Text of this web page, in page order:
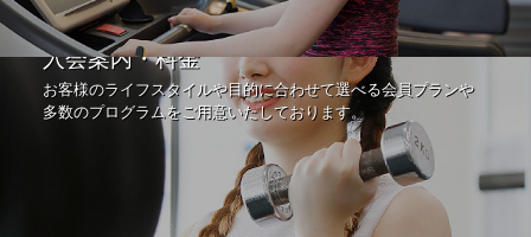
入会案内・料金
お客様のライフスタイルや目的に合わせて選べる会員プランや
多数のプログラムをご用意いたしております。